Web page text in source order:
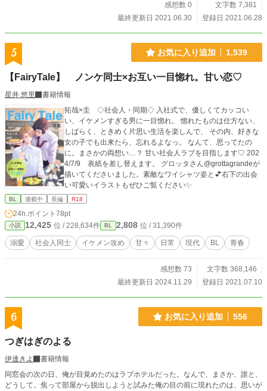
感想数 0
文字数 7,381
最終更新日 2021.06.30
登録日 2021.06.28
5 お気に入り追加 1,539
【FairyTale】 ノンケ同士×お互い一目惚れ。甘い恋♡
星井 悠里
書籍情報
拓哉×圭 ◇社会人・同期◇ 入社式で、優しくてカッコい
い、イケメンすぎる男に一目惚れ。 惚れたものは仕方ない、
しばらく、ときめく片思い生活を楽しんで、 その内、好きな
女の子でも出来たら、忘れるよなっ。 なんて、思ってたの
に。まさかの両想い…？ 甘い社会人ラブを目指します♡ 202
4/7/9 表紙を差し替えます。 グロッタさん@grottagrandeが
描いてくださいました。素敵なワイシャツ姿と💕右下の出会
い可愛いイラストもぜひご覧ください✨
BL 連載中 長編 R18
24h.ポイント 78pt
小説 12,425 位 / 228,634件 BL 2,808 位 / 31,390件
溺愛 社会人同士 イケメン攻め 甘々 日常 現代 BL 青春
感想数 73
文字数 368,146
最終更新日 2024.11.29
登録日 2021.07.10
6 お気に入り追加 556
つぎはぎのよる
伊達きよ
書籍情報
同窓会の次の日、俺が目覚めたのはラブホテルだった。なんで、まさか、誰と、
どうして。焦って部屋から脱出しようと試みた俺の目の前に現れたのは、思いが